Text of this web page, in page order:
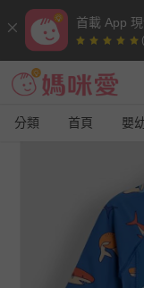
首載 App
分類 首頁 嬰